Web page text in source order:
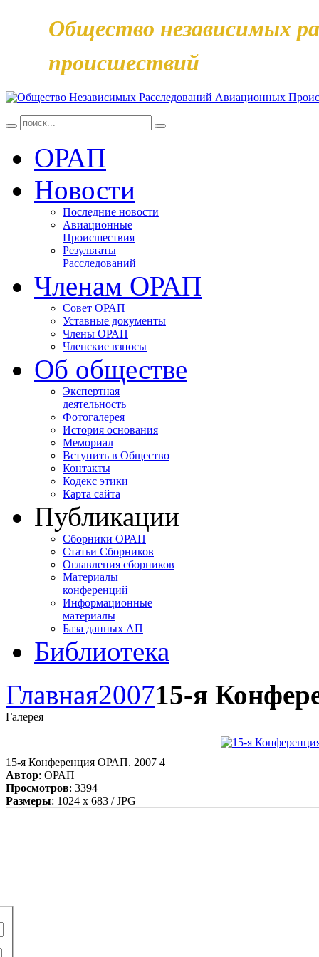
Общество независимых
происшествий
ОРАП
Новости
Последние новости
Авиационные
Происшествия
Результаты
Расследований
Членам ОРАП
Совет ОРАП
Уставные документы
Члены ОРАП
Членские взносы
Об обществе
Экспертная
деятельность
Фотогалерея
История основания
Мемориал
Вступить в Общество
Контакты
Кодекс этики
Карта сайта
Публикации
Сборники ОРАП
Статьи Сборников
Оглавления сборников
Материалы
конференций
Информационные
материалы
База данных АП
Библиотека
Главная200715-я
Галерея
15-я Конференция ОРАП. 2007 4
Автор: ОРАП
Просмотров: 3394
Размеры: 1024 x 683 / JPG